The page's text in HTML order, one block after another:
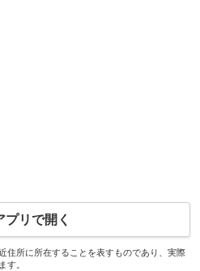
プリで開く
住所に所在することを表すものであり、実際
す。